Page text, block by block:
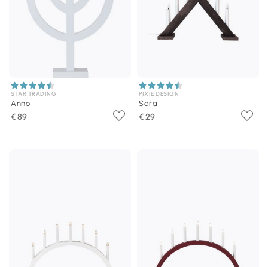
STAR TRADING
Anno
€ 89
PIXIE DESIGN
Sara
€ 29